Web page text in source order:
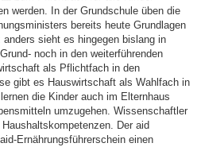
werden. In der Grundschule üben die
bereits heute Grundlagen
sieht es hingegen bislang in
noch in den weiterführenden
als Pflichtfach in den
gibt es Hauswirtschaft als Wahlfach in
die Kinder auch im Elternhaus
umzugehen. Wissenschaftler
Der aid
Ernährungsführerschein einen